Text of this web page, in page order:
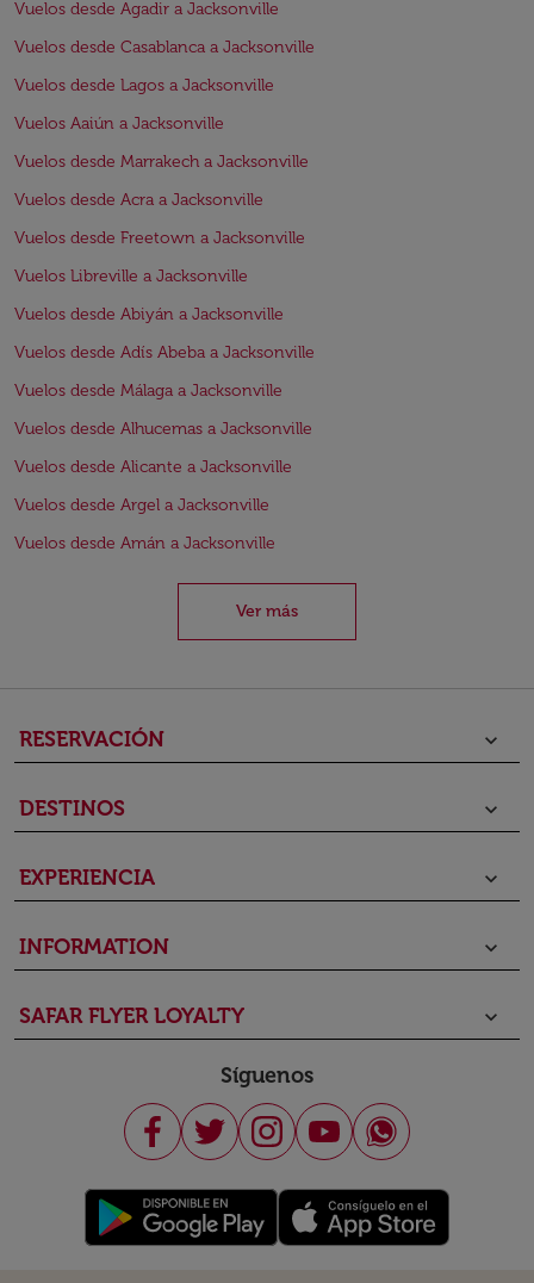
Vuelos desde Agadir a Jacksonville
Vuelos desde Casablanca a Jacksonville
Vuelos desde Lagos a Jacksonville
Vuelos Aaiún a Jacksonville
Vuelos desde Marrakech a Jacksonville
Vuelos desde Acra a Jacksonville
Vuelos desde Freetown a Jacksonville
Vuelos Libreville a Jacksonville
Vuelos desde Abiyán a Jacksonville
Vuelos desde Adís Abeba a Jacksonville
Vuelos desde Málaga a Jacksonville
Vuelos desde Alhucemas a Jacksonville
Vuelos desde Alicante a Jacksonville
Vuelos desde Argel a Jacksonville
Vuelos desde Amán a Jacksonville
Ver más
RESERVACIÓN keyboard_arrow_down
DESTINOS keyboard_arrow_down
EXPERIENCIA keyboard_arrow_down
INFORMATION keyboard_arrow_down
SAFAR FLYER LOYALTY keyboard_arrow_down
Síguenos